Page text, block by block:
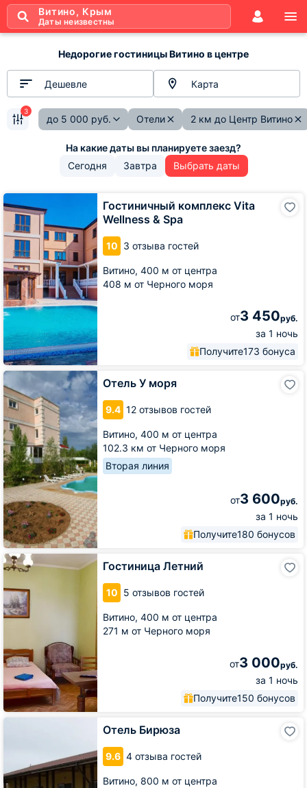
Витино, Крым
Даты неизвестны
Недорогие гостиницы Витино в центре
Дешевле Карта
до 5 000 руб. Отели 2 км до Центр Витино
3
Сегодня Завтра Выбрать даты
Гостиничный комплекс Vita
Wellness & Spa
10 3 отзыва гостей
Витино, 400 м от центра
408 м от Черного моря
от3 450руб.
за 1 ночь
Получите173 бонуса
Гостиничный
комплекс
Vita
Wellness
Spa
Отель У моря
9.4 12 отзывов гостей
Витино, 400 м от центра
102.3 км от Черного моря
Вторая линия
от3 600руб.
за 1 ночь
Получите180 бонусов
Отель
У
моря
Гостиница Летний
10 5 отзывов гостей
Витино, 400 м от центра
271 м от Черного моря
от3 000руб.
за 1 ночь
Получите150 бонусов
Гостиница
Летний
Отель Бирюза
9.6 4 отзыва гостей
Витино, 800 м от центра
Отель